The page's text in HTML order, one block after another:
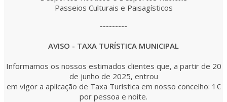
Passeios Culturais e Paisagísticos
---------
AVISO - TAXA TURÍSTICA MUNICIPAL
Informamos os nossos estimados clientes que, a partir de 20
de junho de 2025, entrou
em vigor a aplicação de Taxa Turística em nosso concelho: 1€
por pessoa e noite.